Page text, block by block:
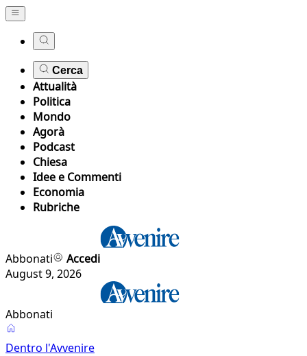
Cerca
Attualità
Politica
Mondo
Agorà
Podcast
Chiesa
Idee e Commenti
Economia
Rubriche
Abbonati
Accedi
August 9, 2026
Abbonati
Dentro l'Avvenire